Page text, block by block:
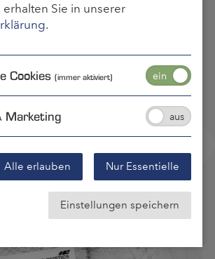
Sie uns eine Email
USA
Sie in unserer
.
Alle erlauben Nur Essentielle
Einstellungen speichern
Cookies (immer aktiviert)
Marketing